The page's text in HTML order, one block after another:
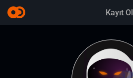
Kayıt Ol